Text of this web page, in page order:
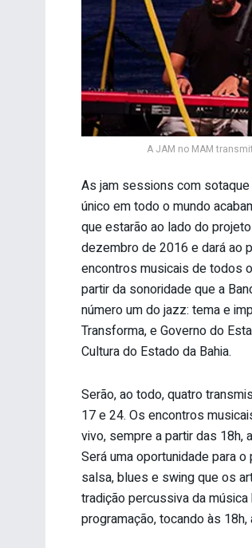
A JAM no MAM
As jam sessions com
único em todo o mundo
que estarão ao lado do
dezembro de 2016 e dará ao
encontros musicais de todos
partir da sonoridade que a
número um do jazz: tema e
Transforma, e Governo do
Cultura do Estado da Bahia.
Serão, ao todo, quatro
17 e 24. Os encontros
vivo, sempre a partir das 18h,
Será uma oportunidade para
salsa, blues e swing que os
tradição percussiva da música
programação, tocando às